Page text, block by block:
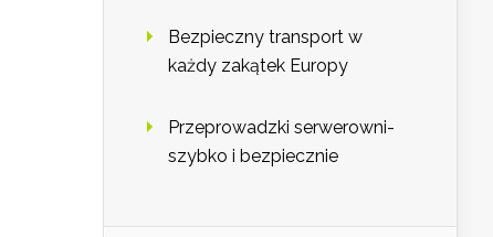
Bezpieczny transport w
każdy zakątek Europy
Przeprowadzki serwerowni-
szybko i bezpiecznie